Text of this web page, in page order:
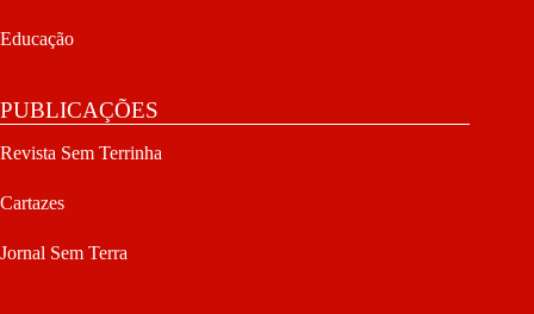
Educação
PUBLICAÇÕES
Revista Sem Terrinha
Cartazes
Jornal Sem Terra